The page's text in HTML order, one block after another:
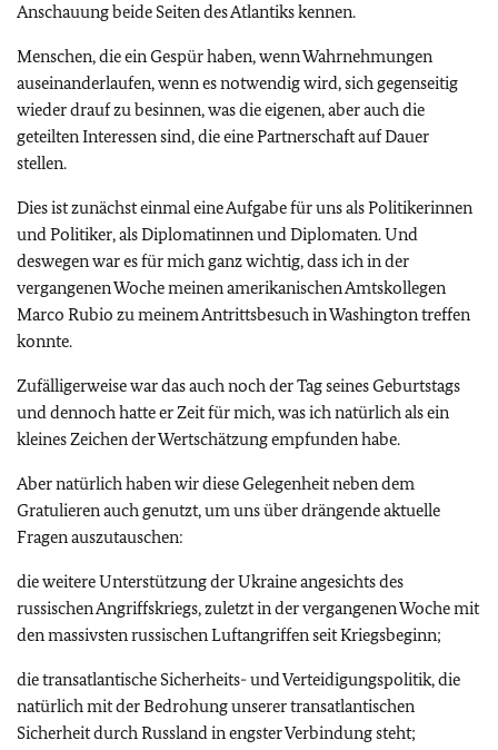
Anschauung beide Seiten des Atlantiks kennen.
Menschen, die ein Gespür haben, wenn Wahrnehmungen
auseinanderlaufen, wenn es notwendig wird, sich gegenseitig
wieder drauf zu besinnen, was die eigenen, aber auch die
geteilten Interessen sind, die eine Partnerschaft auf Dauer
stellen.
Dies ist zunächst einmal eine Aufgabe für uns als Politikerinnen
und Politiker, als Diplomatinnen und Diplomaten. Und
deswegen war es für mich ganz wichtig, dass ich in der
vergangenen Woche meinen amerikanischen Amtskollegen
Marco Rubio zu meinem Antrittsbesuch in Washington treffen
konnte.
Zufälligerweise war das auch noch der Tag seines Geburtstags
und dennoch hatte er Zeit für mich, was ich natürlich als ein
kleines Zeichen der Wertschätzung empfunden habe.
Aber natürlich haben wir diese Gelegenheit neben dem
Gratulieren auch genutzt, um uns über drängende aktuelle
Fragen auszutauschen:
die weitere Unterstützung der Ukraine angesichts des
russischen Angriffskriegs, zuletzt in der vergangenen Woche mit
den massivsten russischen Luftangriffen seit Kriegsbeginn;
die transatlantische Sicherheits- und Verteidigungspolitik, die
natürlich mit der Bedrohung unserer transatlantischen
Sicherheit durch Russland in engster Verbindung steht;